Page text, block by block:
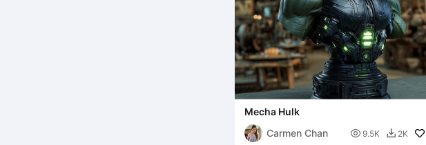
Mecha Hulk
Carmen Chan
 9.5K  2K